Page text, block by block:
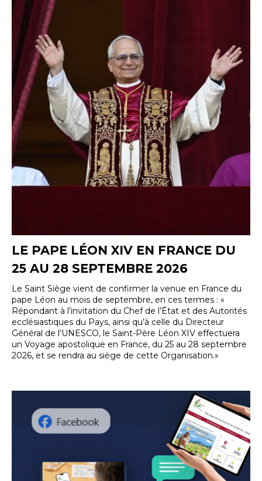
LE PAPE LÉON XIV EN FRANCE DU
25 AU 28 SEPTEMBRE 2026
Le Saint Siège vient de confirmer la venue en France du
pape Léon au mois de septembre, en ces termes : «
Répondant à l’invitation du Chef de l’État et des Autorités
ecclésiastiques du Pays, ainsi qu’à celle du Directeur
Général de l’UNESCO, le Saint-Père Léon XIV effectuera
un Voyage apostolique en France, du 25 au 28 septembre
2026, et se rendra au siège de cette Organisation.»